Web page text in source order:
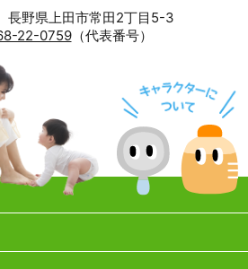
野県上田市常田2丁目5-3
22-0759（代表番号）